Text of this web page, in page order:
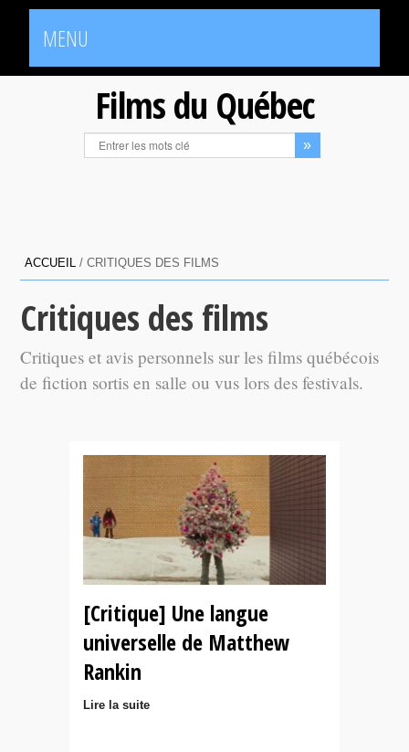
MENU
Films du Québec
ACCUEIL /CRITIQUES DES FILMS
Critiques des films
Critiques et avis personnels sur les films québécois
de fiction sortis en salle ou vus lors des festivals.
[Critique] Une langue
universelle de Matthew
Rankin
Lire la suite